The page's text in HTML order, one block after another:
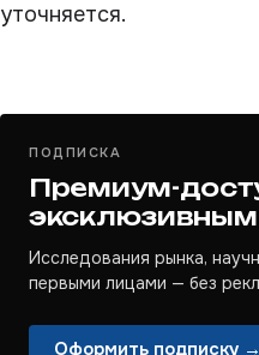
уточняется.
ПОДПИСКА
Премиум-
Исследования рынка,
первыми лицами — без
Оформить подписку →